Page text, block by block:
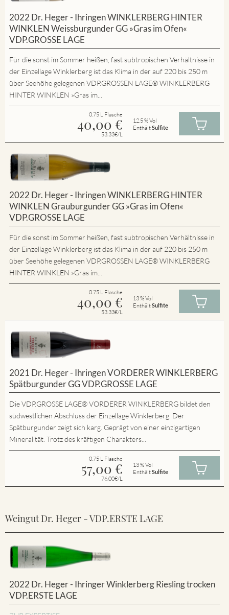
2022 Dr. Heger - Ihringen WINKLERBERG HINTER
WINKLEN Weissburgunder GG »Gras im Ofen«
VDP.GROSSE LAGE
Für die sonst im Sommer heißen, fast subtropischen Verhältnisse in
der Einzellage Winklerberg ist das Klima in der auf 220 bis 250 m
über Seehöhe gelegenen VDP.GROSSEN LAGE® WINKLERBERG
HINTER WINKLEN »Gras im...
0.75 L Flasche
40,00 €
53.33€/L
12.5 % Vol
EnthältSulfite
2022 Dr. Heger - Ihringen WINKLERBERG HINTER
WINKLEN Grauburgunder GG »Gras im Ofen«
VDP.GROSSE LAGE
Für die sonst im Sommer heißen, fast subtropischen Verhältnisse in
der Einzellage Winklerberg ist das Klima in der auf 220 bis 250 m
über Seehöhe gelegenen VDP.GROSSEN LAGE® WINKLERBERG
HINTER WINKLEN »Gras im...
0.75 L Flasche
40,00 €
53.33€/L
13 % Vol
EnthältSulfite
2021 Dr. Heger - Ihringen VORDERER WINKLERBERG
Spätburgunder GG VDP.GROSSE LAGE
Die VDP.GROSSE LAGE® VORDERER WINKLERBERG bildet den
südwestlichen Abschluss der Einzellage Winklerberg. Der
Spätburgunder zeigt sich karg. Geprägt von einer einzigartigen
Mineralität. Trotz des kräftigen Charakters...
0.75 L Flasche
57,00 €
76.00€/L
13 % Vol
EnthältSulfite
Weingut Dr. Heger - VDP.ERSTE LAGE
2022 Dr. Heger - Ihringer Winklerberg Riesling trocken
VDP.ERSTE LAGE